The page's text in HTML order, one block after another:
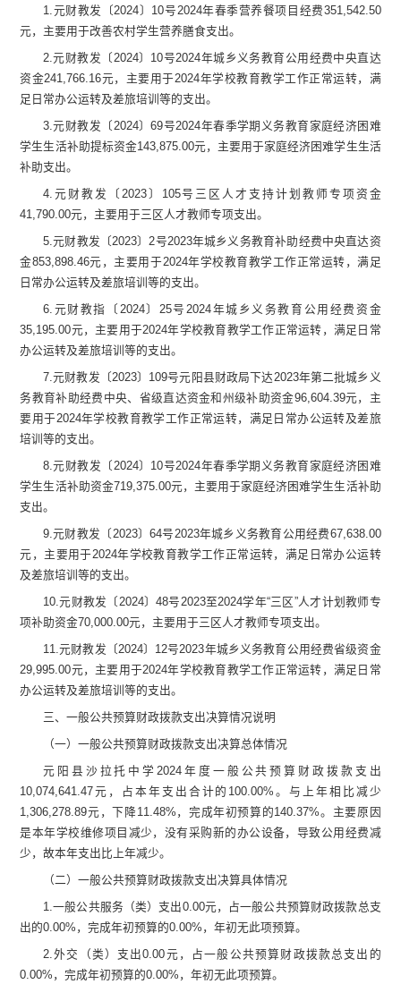
1.元财教发〔2024〕 10号2024年春季营养餐项目经费351,542.50
元， 主要用于改善农村学生营养膳食支出。
2.元财教发〔2024〕 10号2024年城乡义务教育公用经费中央直达
资金241,766.16元， 主要用于2024年学校教育教学工作正常运转，满
足日常办公运转及差旅培训等的支出。
3.元财教发〔2024〕69号2024年春季学期义务教育家庭经济困难
学生生活补助提标资金143,875.00元， 主要用于家庭经济困难学生生活
补助支出。
4. 元财教发〔 2023〕 105号三区人才支持计划教师专项资 金
41,790.00元， 主要用于三区人才教师专项支出。
5.元财教发〔2023〕2号2023年城乡义务教育补助经费中央直达资
金853,898.46元 ， 主要用于2024年学校教育教学工作正常运转，满足
日常办公运转及差旅培训等的支出。
6. 元财教指〔 2024〕 25号 2024年城乡义务教育公用经费资金
35,195.00元， 主要用于2024年学校教育教学工作正常运转，满足日常
办公运转及差旅培训等的支出。
7.元财教发〔2023〕 109号元阳县财政局下达2023年第二批城乡义
务教育补助经费中央、省级直达资金和州级补助资金96,604.39元， 主
要用于2024年学校教育教学工作正常运转，满足日常办公运转及差旅
培训等的支出。
8.元财教发〔2024〕 10号2024年春季学期义务教育家庭经济困难
学生生活补助资金719,375.00元， 主要用于家庭经济困难学生生活补助
支出。
9.元财教发〔2023〕64号2023年城乡义务教育公用经费67,638.00
元 ， 主要用于2024年学校教育教学工作正常运转，满足日常办公运转
及差旅培训等的支出。
10.元财教发〔2024〕48号2023至2024学年“三区”人才计划教师专
项补助资金70,000.00元， 主要用于三区人才教师专项支出。
11.元财教发〔2024〕 12号2023年城乡义务教育公用经费省级资金
29,995.00元， 主要用于2024年学校教育教学工作正常运转，满足日常
办公运转及差旅培训等的支出。
三、一般公共预算财政拨款支出决算情况说明
（一）一般公共预算财政拨款支出决算总体情况
元阳县沙拉托中学2024 年度一般公共预算财政拨款支出
10,074,641.47元， 占本年支出合计的 100.00% 。与上年相比 减少
1,306,278.89元，下降11.48% ，完成年初预算的140.37%。主要原因
是本年学校维修项目减少，没有采购新的办公设备，导致公用经费减
少，故本年支出比上年减少。
（二）一般公共预算财政拨款支出决算具体情况
1.一般公共服务（类）支出0.00元，占一般公共预算财政拨款总支
出的0.00% ，完成年初预算的0.00% ，年初无此项预算。
2.外交（类）支出0.00元 ，占一般公共预算财政拨款总支出的
0.00% ，完成年初预算的0.00% ，年初无此项预算。